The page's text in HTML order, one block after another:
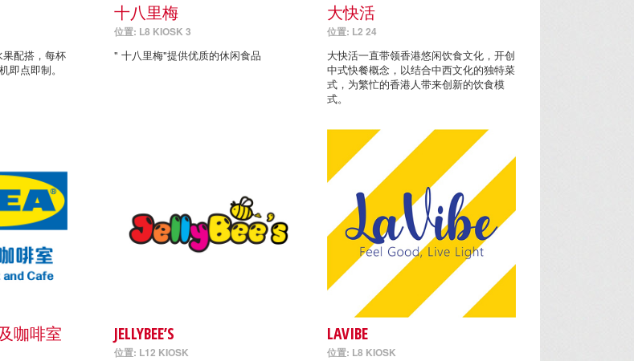
配搭，每杯
即点即制。
十八里梅
位置: L8 KIOSK 3
" 十八里梅"提供优质的休闲食品
大快活
位置: L2 24
大快活一直带领香港悠闲饮食文化，开创
中式快餐概念，以结合中西文化的独特菜
式，为繁忙的香港人带来创新的饮食模
式。
咖啡室 JELLYBEE’S
位置: L12 KIOSK
LAVIBE
位置: L8 KIOSK